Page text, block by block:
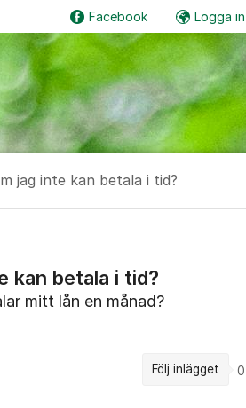
Facebook Logga
jag inte kan betala i tid?
kan betala i tid?
mitt lån en månad?
Följ inlägget 0